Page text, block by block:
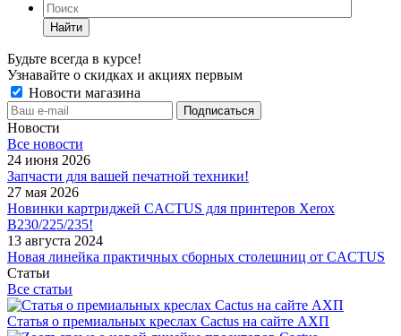
Найти
Будьте всегда в курсе!
Узнавайте о скидках и акциях первым
Новости магазина
Новости
Все новости
24 июня 2026
Запчасти для вашей печатной техники!
27 мая 2026
Новинки картриджей CACTUS для принтеров Xerox
B230/225/235!
13 августа 2024
Новая линейка практичных сборных столешниц от CACTUS
Статьи
Все статьи
Статья о премиальных креслах Cactus на сайте АХП